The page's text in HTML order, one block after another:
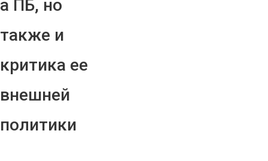
а ПБ, но
также и
критика ее
внешней
политики